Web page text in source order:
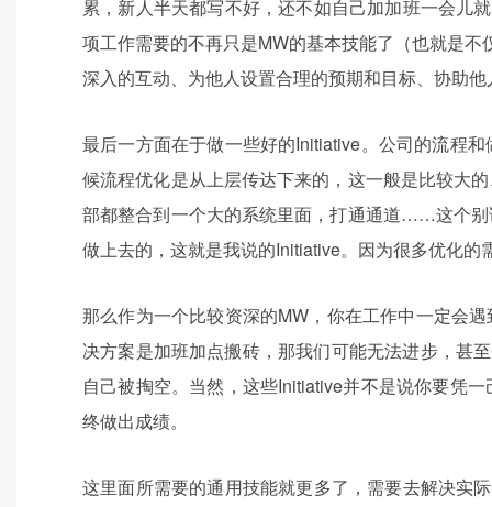
累，新人半天都写不好，还不如自己加加班一会儿
项工作需要的不再只是MW的基本技能了（也就是
深入的互动、为他人设置合理的预期和目标、协助
最后一方面在于做一些好的Initiative。公司的流程
候流程优化是从上层传达下来的，这一般是比较大
部都整合到一个大的系统里面，打通通道……这个
做上去的，这就是我说的Initiative。因为很多优化
那么作为一个比较资深的MW，你在工作中一定会
决方案是加班加点搬砖，那我们可能无法进步，甚
自己被掏空。当然，这些Initiative并不是说你要凭
终做出成绩。
这里面所需要的通用技能就更多了，需要去解决实